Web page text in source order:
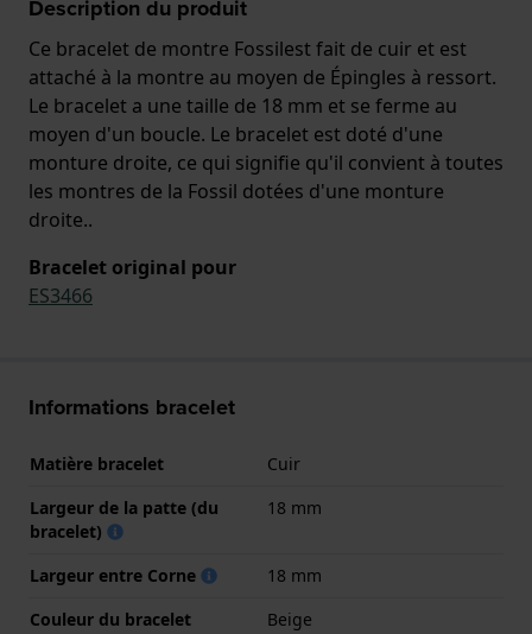
Description du produit
Ce bracelet de montre Fossilest fait de cuir et est
attaché à la montre au moyen de Épingles à ressort.
Le bracelet a une taille de 18 mm et se ferme au
moyen d'un boucle. Le bracelet est doté d'une
monture droite, ce qui signifie qu'il convient à toutes
les montres de la Fossil dotées d'une monture
droite..
Bracelet original pour
ES3466
Informations bracelet
Matière bracelet
Cuir
Largeur de la patte (du
bracelet)
18 mm
Largeur entre Corne
18 mm
Couleur du bracelet
Beige